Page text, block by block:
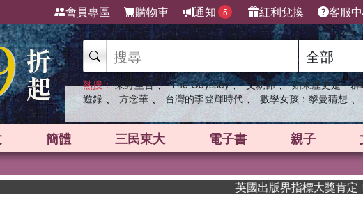
會員專區 購物車 通知 5 紅利兌換 客服
熱搜： 東野圭吾 、 The Odyssey 、 父親節 、 如果歷史是一群
遊錄 、 方念華 、 台灣的李登輝時代 、 數學女孩：黎曼猜想 、
簡體 三民東大 電子書 親子
英國出版界指標大獎肯定！